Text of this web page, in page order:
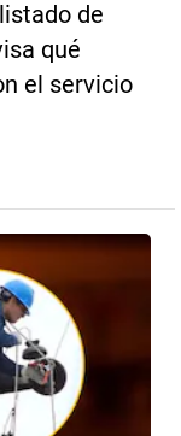
de
qué
el servicio